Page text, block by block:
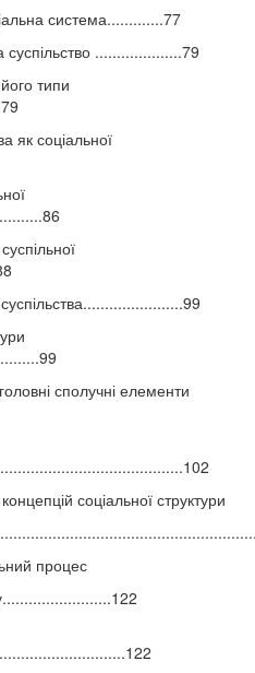
система.............77
....................79
типи
як соціальної
сполучні елементи
соціальної структури
процес